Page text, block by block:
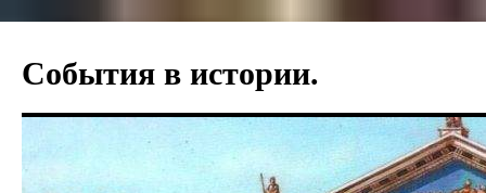
События в истории.